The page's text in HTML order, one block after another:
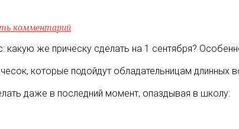
комментарий
какую же прическу сделать на 1 сентября?
которые подойдут обладательницам длинных
даже в последний момент, опаздывая в школу: